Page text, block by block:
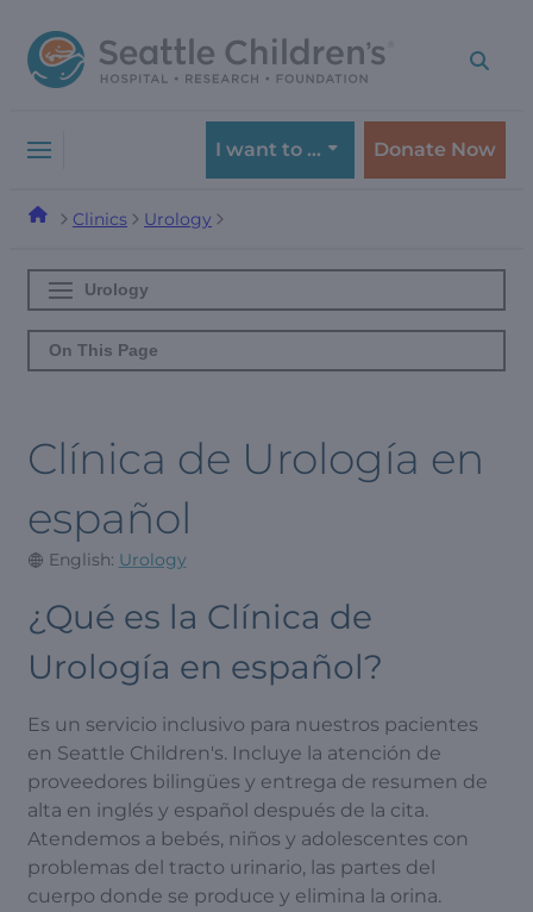
to
navigation
to
content
I want to … Donate Now
Clinics Urology
Urology
On This Page
Clínica de Urología en
español
English: Urology
¿Qué es la Clínica de
Urología en español?
Es un servicio inclusivo para nuestros pacientes
en Seattle Children's. Incluye la atención de
proveedores bilingües y entrega de resumen de
alta en inglés y español después de la cita.
Atendemos a bebés, niños y adolescentes con
problemas del tracto urinario, las partes del
cuerpo donde se produce y elimina la orina.